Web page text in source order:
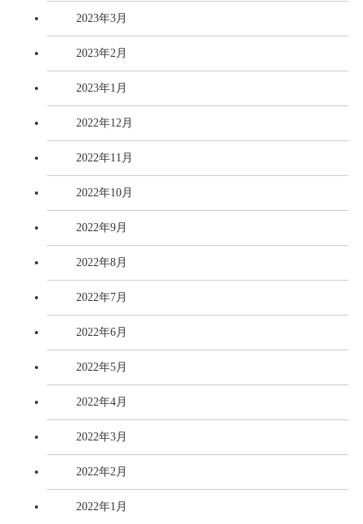
2023年3月
2023年2月
2023年1月
2022年12月
2022年11月
2022年10月
2022年9月
2022年8月
2022年7月
2022年6月
2022年5月
2022年4月
2022年3月
2022年2月
2022年1月